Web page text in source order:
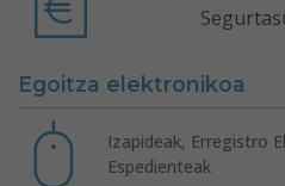
Egoitza elektronikoa
Izapideak, Erregistro
Espedienteak